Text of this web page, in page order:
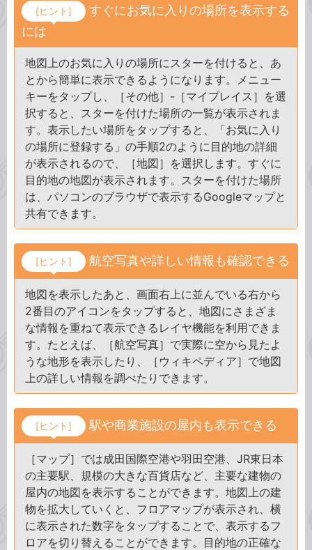
[ヒント]
すぐにお気に入りの場所を表示する
には
地図上のお気に入りの場所にスターを付けると、あ
とから簡単に表示できるようになります。メニュー
キーをタップし、［その他］-［マイプレイス］を選
択すると、スターを付けた場所の一覧が表示されま
す。表示したい場所をタップすると、「お気に入り
の場所に登録する」の手順2のように目的地の詳細
が表示されるので、［地図］を選択します。すぐに
目的地の地図が表示されます。スターを付けた場所
は、パソコンのブラウザで表示するGoogleマップと
共有できます。
[ヒント] 航空写真や詳しい情報も確認できる
地図を表示したあと、画面右上に並んでいる右から
2番目のアイコンをタップすると、地図にさまざま
な情報を重ねて表示できるレイヤ機能を利用できま
す。たとえば、［航空写真］で実際に空から見たよ
うな地形を表示したり、［ウィキペディア］で地図
上の詳しい情報を調べたりできます。
[ヒント] 駅や商業施設の屋内も表示できる
［マップ］では成田国際空港や羽田空港、JR東日本
の主要駅、規模の大きな百貨店など、主要な建物の
屋内の地図を表示することができます。地図上の建
物を拡大していくと、フロアマップが表示され、横
に表示された数字をタップすることで、表示するフ
ロアを切り替えることができます。目的地の正確な